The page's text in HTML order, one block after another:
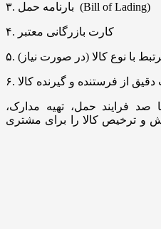
۳. بارنامه حمل (Bill of Lading)
۴. کارت بازرگانی معتبر
با نوع کالا (در صورت نیاز)
دقیق از فرستنده و گیرنده کالا
فرایند حمل، تهیه مدارک،
و ترخیص کالا را برای مشتری